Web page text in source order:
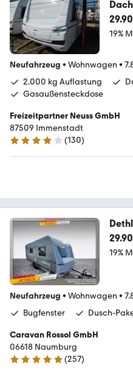
19%
Neufahrzeug • Wohnwagen •
2.000 kg Auflastung
Gasaußensteckdose
Freizeitpartner Neuss GmbH
87509 Immenstadt
4.2 Sterne
(130)
19%
Neufahrzeug • Wohnwagen •
Bugfenster
Dusch-
Caravan Rossol GmbH
06618 Naumburg
4.8 Sterne
(257)